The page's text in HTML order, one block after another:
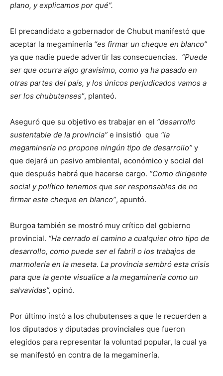
plano, y explicamos por qué”.
El precandidato a gobernador de Chubut manifestó que
aceptar la megaminería “es firmar un cheque en blanco”
ya que nadie puede advertir las consecuencias. “Puede
ser que ocurra algo gravísimo, como ya ha pasado en
otras partes del país, y los únicos perjudicados vamos a
ser los chubutenses“, planteó.
Aseguró que su objetivo es trabajar en el “desarrollo
sustentable de la provincia” e insistió que “la
megaminería no propone ningún tipo de desarrollo” y
que dejará un pasivo ambiental, económico y social del
que después habrá que hacerse cargo. “Como dirigente
social y político tenemos que ser responsables de no
firmar este cheque en blanco”, apuntó.
Burgoa también se mostró muy crítico del gobierno
provincial. “Ha cerrado el camino a cualquier otro tipo de
desarrollo, como puede ser el fabril o los trabajos de
marmolería en la meseta. La provincia sembró esta crisis
para que la gente visualice a la megaminería como un
salvavidas”, opinó.
Por último instó a los chubutenses a que le recuerden a
los diputados y diputadas provinciales que fueron
elegidos para representar la voluntad popular, la cual ya
se manifestó en contra de la megaminería.